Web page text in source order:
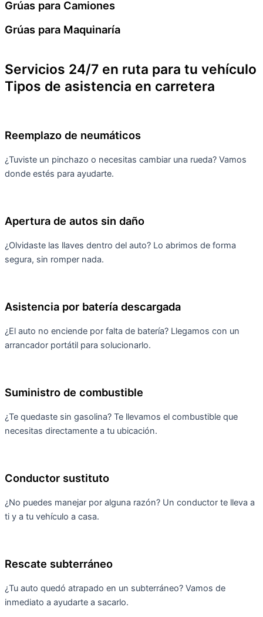
Grúas para Camiones
Grúas para Maquinaría
Servicios 24/7 en ruta para tu vehículo
Tipos de asistencia en carretera
Reemplazo de neumáticos
¿Tuviste un pinchazo o necesitas cambiar una rueda? Vamos
donde estés para ayudarte.
Apertura de autos sin daño
¿Olvidaste las llaves dentro del auto? Lo abrimos de forma
segura, sin romper nada.
Asistencia por batería descargada
¿El auto no enciende por falta de batería? Llegamos con un
arrancador portátil para solucionarlo.
Suministro de combustible
¿Te quedaste sin gasolina? Te llevamos el combustible que
necesitas directamente a tu ubicación.
Conductor sustituto
¿No puedes manejar por alguna razón? Un conductor te lleva a
ti y a tu vehículo a casa.
Rescate subterráneo
¿Tu auto quedó atrapado en un subterráneo? Vamos de
inmediato a ayudarte a sacarlo.